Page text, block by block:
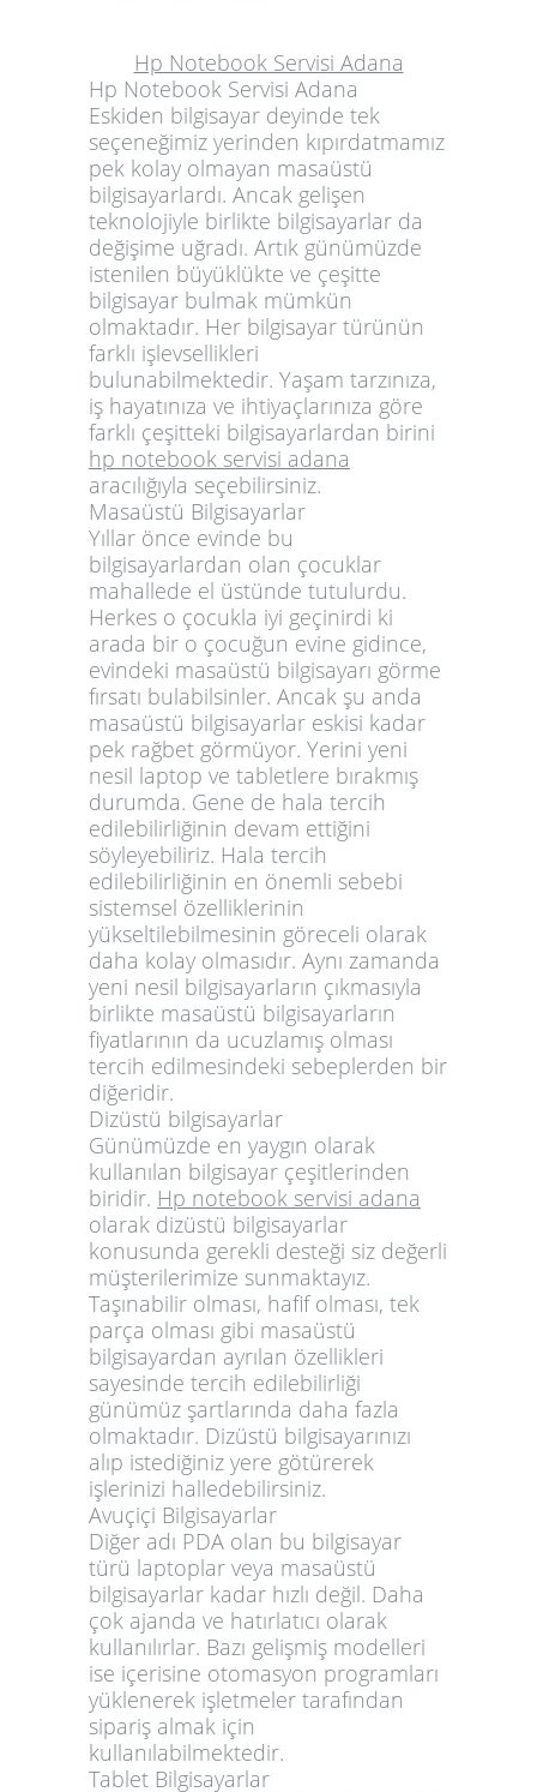
Hp Notebook Servisi Adana
Hp Notebook Servisi Adana
Eskiden bilgisayar deyinde tek
seçeneğimiz yerinden kıpırdatmamız
pek kolay olmayan masaüstü
bilgisayarlardı. Ancak gelişen
teknolojiyle birlikte bilgisayarlar da
değişime uğradı. Artık günümüzde
istenilen büyüklükte ve çeşitte
bilgisayar bulmak mümkün
olmaktadır. Her bilgisayar türünün
farklı işlevsellikleri
bulunabilmektedir. Yaşam tarzınıza,
iş hayatınıza ve ihtiyaçlarınıza göre
farklı çeşitteki bilgisayarlardan birini
hp notebook servisi adana
aracılığıyla seçebilirsiniz.
Masaüstü Bilgisayarlar
Yıllar önce evinde bu
bilgisayarlardan olan çocuklar
mahallede el üstünde tutulurdu.
Herkes o çocukla iyi geçinirdi ki
arada bir o çocuğun evine gidince,
evindeki masaüstü bilgisayarı görme
fırsatı bulabilsinler. Ancak şu anda
masaüstü bilgisayarlar eskisi kadar
pek rağbet görmüyor. Yerini yeni
nesil laptop ve tabletlere bırakmış
durumda. Gene de hala tercih
edilebilirliğinin devam ettiğini
söyleyebiliriz. Hala tercih
edilebilirliğinin en önemli sebebi
sistemsel özelliklerinin
yükseltilebilmesinin göreceli olarak
daha kolay olmasıdır. Aynı zamanda
yeni nesil bilgisayarların çıkmasıyla
birlikte masaüstü bilgisayarların
fiyatlarının da ucuzlamış olması
tercih edilmesindeki sebeplerden bir
diğeridir.
Dizüstü bilgisayarlar
Günümüzde en yaygın olarak
kullanılan bilgisayar çeşitlerinden
biridir. Hp notebook servisi adana
olarak dizüstü bilgisayarlar
konusunda gerekli desteği siz değerli
müşterilerimize sunmaktayız.
Taşınabilir olması, hafif olması, tek
parça olması gibi masaüstü
bilgisayardan ayrılan özellikleri
sayesinde tercih edilebilirliği
günümüz şartlarında daha fazla
olmaktadır. Dizüstü bilgisayarınızı
alıp istediğiniz yere götürerek
işlerinizi halledebilirsiniz.
Avuçiçi Bilgisayarlar
Diğer adı PDA olan bu bilgisayar
türü laptoplar veya masaüstü
bilgisayarlar kadar hızlı değil. Daha
çok ajanda ve hatırlatıcı olarak
kullanılırlar. Bazı gelişmiş modelleri
ise içerisine otomasyon programları
yüklenerek işletmeler tarafından
sipariş almak için
kullanılabilmektedir.
Tablet Bilgisayarlar